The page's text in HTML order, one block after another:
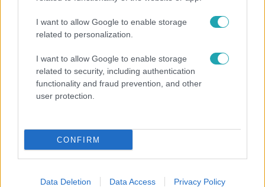
I want to allow Google to enable storage
related to personalization.
I want to allow Google to enable storage
related to security, including authentication
functionality and fraud prevention, and other
user protection.
CONFIRM
Data Deletion Data Access Privacy Policy
segítségét a versenyzők
csapatnak, akik újszerűen használták ki az előnyüket.
Ehhez persze Zének is volt egy-két vicces szava...